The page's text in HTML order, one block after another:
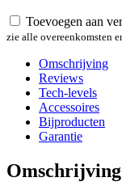
Toevoegen aan
zie alle overeenkomsten
Omschrijving
Reviews
Tech-levels
Accessoires
Bijproducten
Garantie
Omschrijving